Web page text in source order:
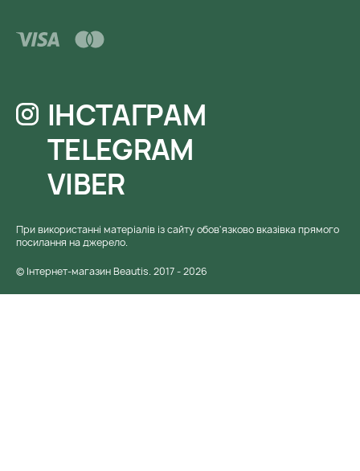
ІНСТАГРАМ
TELEGRAM
VIBER
При використанні матеріалів із сайту обов'язково вказівка ​​прямого
посилання на джерело.
© Інтернет-магазин Beautis. 2017 - 2026